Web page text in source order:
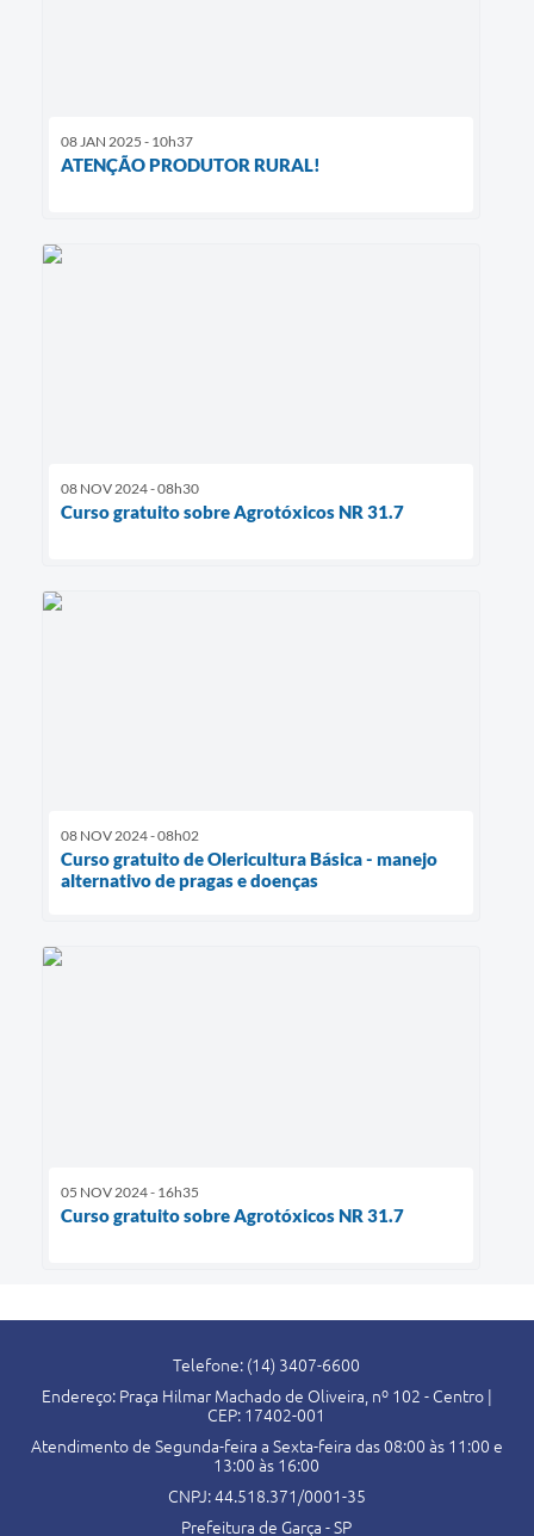
08 JAN 2025 - 10h37
ATENÇÃO PRODUTOR RURAL!
08 NOV 2024 - 08h30
Curso gratuito sobre Agrotóxicos NR 31.7
08 NOV 2024 - 08h02
Curso gratuito de Olericultura Básica - manejo
alternativo de pragas e doenças
05 NOV 2024 - 16h35
Curso gratuito sobre Agrotóxicos NR 31.7
Telefone: (14) 3407-6600
Endereço: Praça Hilmar Machado de Oliveira, nº 102 - Centro |
CEP: 17402-001
Atendimento de Segunda-feira a Sexta-feira das 08:00 às 11:00 e
13:00 às 16:00
CNPJ: 44.518.371/0001-35
Prefeitura de Garça - SP